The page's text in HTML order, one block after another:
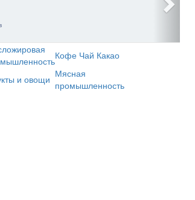
Кофе Чай Какао
и овощи Мясная
промышленность